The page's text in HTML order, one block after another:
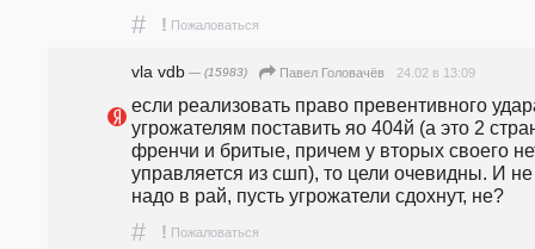
# ! Пожаловаться
vla vdb — (15983) Павел Головачёв 24.02 в 13:09
если реализовать право превентивного
угрожателям поставить яо 404й (а это 2
френчи и бритые, причем у вторых своего
управляется из сшп), то цели очевидны. И не
надо в рай, пусть угрожатели сдохнут, не?
# ! Пожаловаться